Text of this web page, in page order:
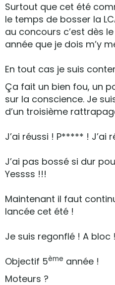
Surtout que cet été
le temps de bosser la
au concours c’est dès
année que je dois m’y
En tout cas je suis
Ça fait un bien fou, un
sur la conscience. Je
d’un troisième
J’ai réussi ! P***** ! J’ai
J’ai pas bossé si dur
Yessss !!!
Maintenant il faut
lancée cet été !
Je suis regonflé ! A bloc !
Objectif 5ème année !
Moteurs ?